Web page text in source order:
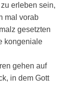
erleben sein,
mal vorab
gesetzten
kongeniale
gehen auf
in dem Gott